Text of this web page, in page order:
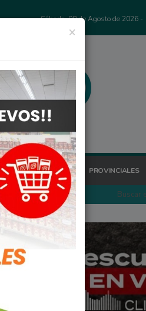
Sábado, 08 de Agosto de 2026 -
REGIONALES PROVINCIALES
×